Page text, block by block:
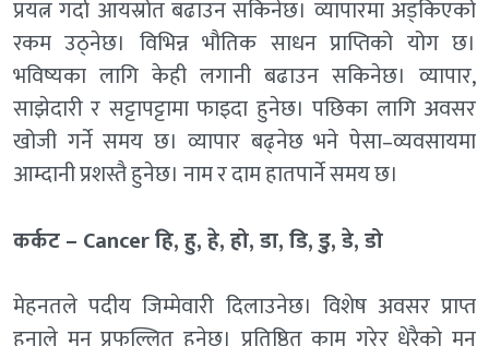
प्रयत्न गर्दा आयस्रोत बढाउन सकिनेछ। व्यापारमा अड्किएको
रकम उठ्नेछ। विभिन्न भौतिक साधन प्राप्तिको योग छ।
भविष्यका लागि केही लगानी बढाउन सकिनेछ। व्यापार,
साझेदारी र सट्टापट्टामा फाइदा हुनेछ। पछिका लागि अवसर
खोजी गर्ने समय छ। व्यापार बढ्नेछ भने पेसा–व्यवसायमा
आम्दानी प्रशस्तै हुनेछ। नाम र दाम हातपार्ने समय छ।
कर्कट – Cancer हि, हु, हे, हो, डा, डि, डु, डे, डो
मेहनतले पदीय जिम्मेवारी दिलाउनेछ। विशेष अवसर प्राप्त